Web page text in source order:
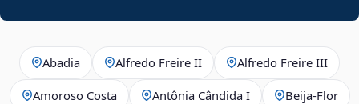
Abadia Alfredo Freire II Alfredo Freire III
Amoroso Costa Antônia Cândida I Beija‑Flor